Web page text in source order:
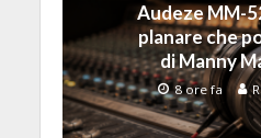
Audeze MM-
planare che
di Manny
8 ore fa